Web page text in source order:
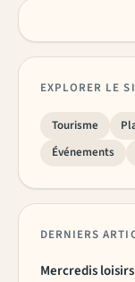
EXPLORER LE
Tourisme
Événements
DERNIERS
Mercredis